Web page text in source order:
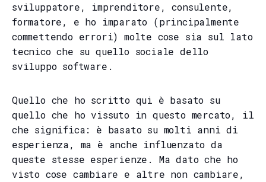
sviluppatore, imprenditore, consulente,
formatore, e ho imparato (principalmente
commettendo errori) molte cose sia sul lato
tecnico che su quello sociale dello
sviluppo software.
Quello che ho scritto qui è basato su
quello che ho vissuto in questo mercato, il
che significa: è basato su molti anni di
esperienza, ma è anche influenzato da
queste stesse esperienze. Ma dato che ho
visto cose cambiare e altre non cambiare,